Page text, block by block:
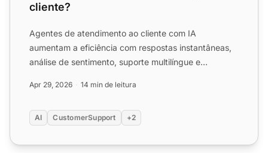
cliente?
Agentes de atendimento ao cliente com IA
aumentam a eficiência com respostas instantâneas,
análise de sentimento, suporte multilíngue e
Apr 29, 2026 14 min de leitura
AI CustomerSupport +2